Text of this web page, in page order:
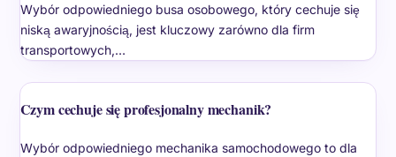
Wybór odpowiedniego busa osobowego, który cechuje się
niską awaryjnością, jest kluczowy zarówno dla firm
transportowych,…
Czym cechuje się profesjonalny mechanik?
Wybór odpowiedniego mechanika samochodowego to dla